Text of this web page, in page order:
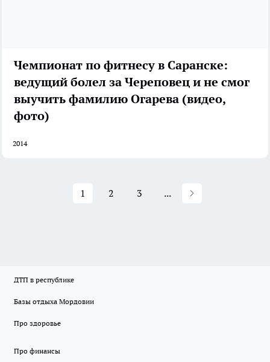
Чемпионат по фитнесу в Саранске:
ведущий болел за Череповец и не смог
выучить фамилию Огарева (видео,
фото)
2014
1 2 3 ...
ДТП в республике
Базы отдыха Мордовии
Про здоровье
Про финансы